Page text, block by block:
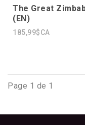
The Great
(EN)
185,99$CA
Page 1 de 1